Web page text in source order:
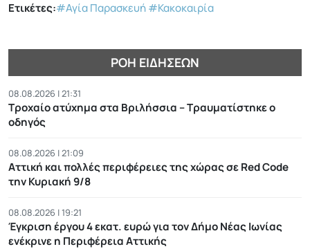
Ετικέτες:#Αγία Παρασκευή#Κακοκαιρία
ΡΟΉ ΕΙΔΉΣΕΩΝ
08.08.2026 | 21:31
Τροχαίο ατύχημα στα Βριλήσσια – Τραυματίστηκε ο
οδηγός
08.08.2026 | 21:09
Αττική και πολλές περιφέρειες της χώρας σε Red Code
την Κυριακή 9/8
08.08.2026 | 19:21
Έγκριση έργου 4 εκατ. ευρώ για τον Δήμο Νέας Ιωνίας
ενέκρινε η Περιφέρεια Αττικής